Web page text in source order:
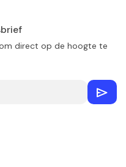
direct op de hoogte te